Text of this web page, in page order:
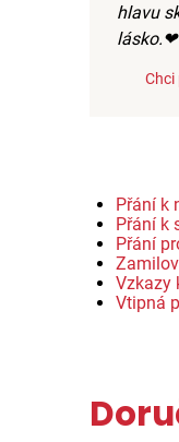
hlavu
lásko.❤
Přání k
Přání k
Přání
Vzkazy
Vtipná